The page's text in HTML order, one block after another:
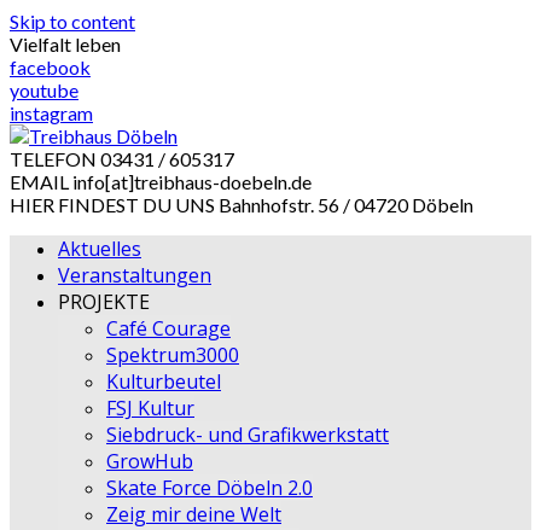
Skip to content
Vielfalt leben
facebook
youtube
instagram
TELEFON 03431 / 605317
EMAIL info[at]treibhaus-doebeln.de
HIER FINDEST DU UNS Bahnhofstr. 56 / 04720 Döbeln
Aktuelles
Veranstaltungen
PROJEKTE
Café Courage
Spektrum3000
Kulturbeutel
FSJ Kultur
Siebdruck- und Grafikwerkstatt
GrowHub
Skate Force Döbeln 2.0
Zeig mir deine Welt